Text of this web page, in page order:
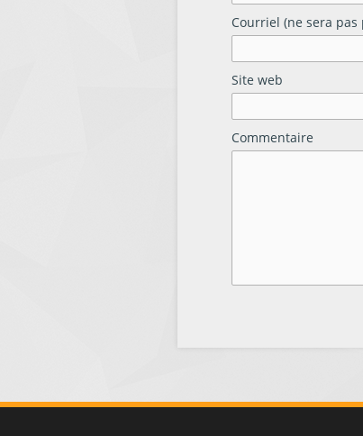
Courriel (ne sera
Site web
Commentaire